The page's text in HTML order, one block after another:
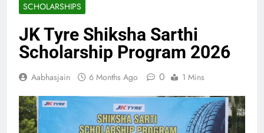
SCHOLARSHIPS
JK Tyre Shiksha Sarthi
Scholarship Program 2026
Aabhasjain 6 Months Ago 0 1 Mins